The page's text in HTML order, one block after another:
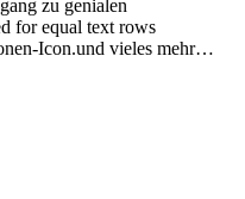
zu genialen
for equal text rows
und vieles mehr…